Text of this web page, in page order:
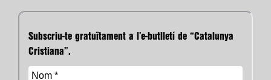
Subscriu-te gratuïtament a l’e-butlletí de “Catalunya
Cristiana”.